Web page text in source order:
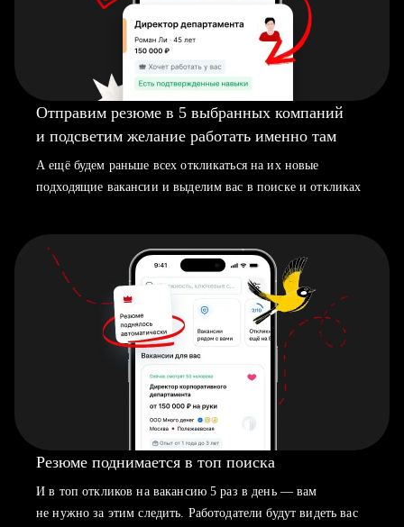
Отправим резюме в 5 выбранных компаний
и подсветим желание работать именно там
А ещё будем раньше всех откликаться на их новые
подходящие вакансии и выделим вас в поиске и откликах
Резюме поднимается в топ поиска
И в топ откликов на вакансию 5 раз в день — вам
не нужно за этим следить. Работодатели будут видеть вас